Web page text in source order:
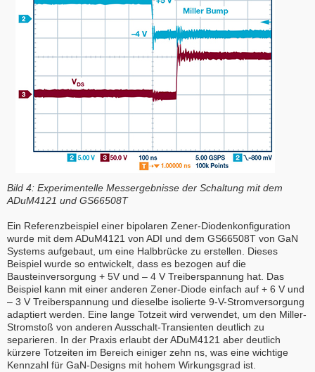
Bild 4: Experimentelle Messergebnisse der Schaltung mit dem
ADuM4121 und GS66508T
Ein Referenzbeispiel einer bipolaren Zener-Diodenkonfiguration
wurde mit dem ADuM4121 von ADI und dem GS66508T von GaN
Systems aufgebaut, um eine Halbbrücke zu erstellen. Dieses
Beispiel wurde so entwickelt, dass es bezogen auf die
Bausteinversorgung + 5V und – 4 V Treiberspannung hat. Das
Beispiel kann mit einer anderen Zener-Diode einfach auf + 6 V und
– 3 V Treiberspannung und dieselbe isolierte 9-V-Stromversorgung
adaptiert werden. Eine lange Totzeit wird verwendet, um den Miller-
Stromstoß von anderen Ausschalt-Transienten deutlich zu
separieren. In der Praxis erlaubt der ADuM4121 aber deutlich
kürzere Totzeiten im Bereich einiger zehn ns, was eine wichtige
Kennzahl für GaN-Designs mit hohem Wirkungsgrad ist.